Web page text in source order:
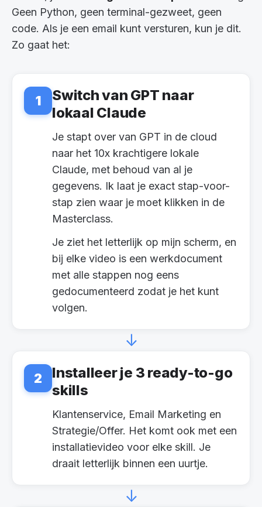
Geen Python, geen terminal-gezweet, geen
code. Als je een email kunt versturen, kun je dit.
Zo gaat het:
1
Switch van GPT naar
lokaal Claude
Je stapt over van GPT in de cloud
naar het 10x krachtigere lokale
Claude, met behoud van al je
gegevens. Ik laat je exact stap-voor-
stap zien waar je moet klikken in de
Masterclass.
Je ziet het letterlijk op mijn scherm, en
bij elke video is een werkdocument
met alle stappen nog eens
gedocumenteerd zodat je het kunt
volgen.
↓
2
Installeer je 3 ready-to-go
skills
Klantenservice, Email Marketing en
Strategie/Offer. Het komt ook met een
installatievideo voor elke skill. Je
draait letterlijk binnen een uurtje.
↓